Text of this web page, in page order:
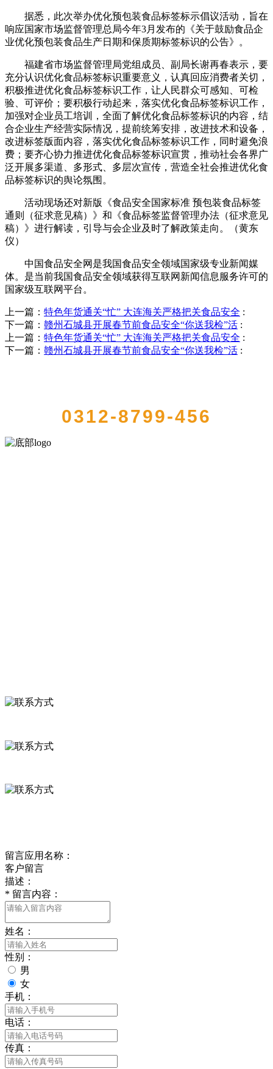
据悉，此次举办优化预包装食品标签标示倡议活动，旨在
响应国家市场监督管理总局今年3月发布的《关于鼓励食品企
业优化预包装食品生产日期和保质期标签标识的公告》。
福建省市场监督管理局党组成员、副局长谢再春表示，要
充分认识优化食品标签标识重要意义，认真回应消费者关切，
积极推进优化食品标签标识工作，让人民群众可感知、可检
验、可评价；要积极行动起来，落实优化食品标签标识工作，
加强对企业员工培训，全面了解优化食品标签标识的内容，结
合企业生产经营实际情况，提前统筹安排，改进技术和设备，
改进标签版面内容，落实优化食品标签标识工作，同时避免浪
费；要齐心协力推进优化食品标签标识宣贯，推动社会各界广
泛开展多渠道、多形式、多层次宣传，营造全社会推进优化食
品标签标识的舆论氛围。
活动现场还对新版《食品安全国家标准 预包装食品标签
通则（征求意见稿）》和《食品标签监督管理办法（征求意见
稿）》进行解读，引导与会企业及时了解政策走向。（黄东
仪）
中国食品安全网是我国食品安全领域国家级专业新闻媒
体。是当前我国食品安全领域获得互联网新闻信息服务许可的
国家级互联网平台。
上一篇： 特色年货通关“忙” 大连海关严格把关食品安全 :
下一篇： 赣州石城县开展春节前食品安全“你送我检”活 :
上一篇： 特色年货通关“忙” 大连海关严格把关食品安全 :
下一篇： 赣州石城县开展春节前食品安全“你送我检”活 :
0312-8799-456
留言应用名称：
客户留言
描述：
* 留言内容：
姓名：
性别：
男
女
手机：
电话：
传真：